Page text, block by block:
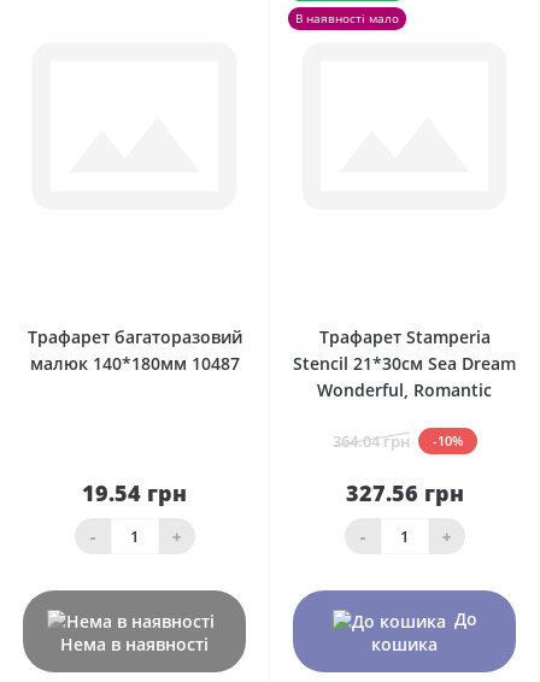
Трафарет багаторазовий
малюк 140*180мм 10487
19.54 грн
- +
Нема в наявності
В наявності мало
Трафарет Stamperia
Stencil 21*30см Sea Dream
Wonderful, Romantic
364.04 грн -10%
327.56 грн
- +
До
кошика